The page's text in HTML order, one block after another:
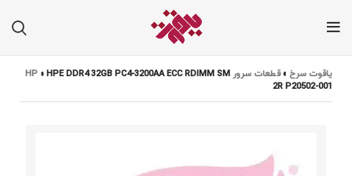
یاقوت سرخ »قطعات سرور HP »HPE DDR4 32GB PC4-3200AA ECC RDIMM SM
2R P20502-001